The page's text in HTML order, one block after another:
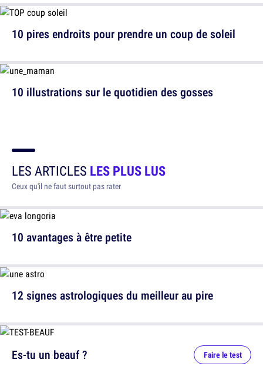
10 pires endroits pour prendre un coup de soleil
10 illustrations sur le quotidien des gosses
LES ARTICLES LES PLUS LUS
Ceux qu'il ne faut surtout pas rater
10 avantages à être petite
12 signes astrologiques du meilleur au pire
Es-tu un beauf ? Faire le test